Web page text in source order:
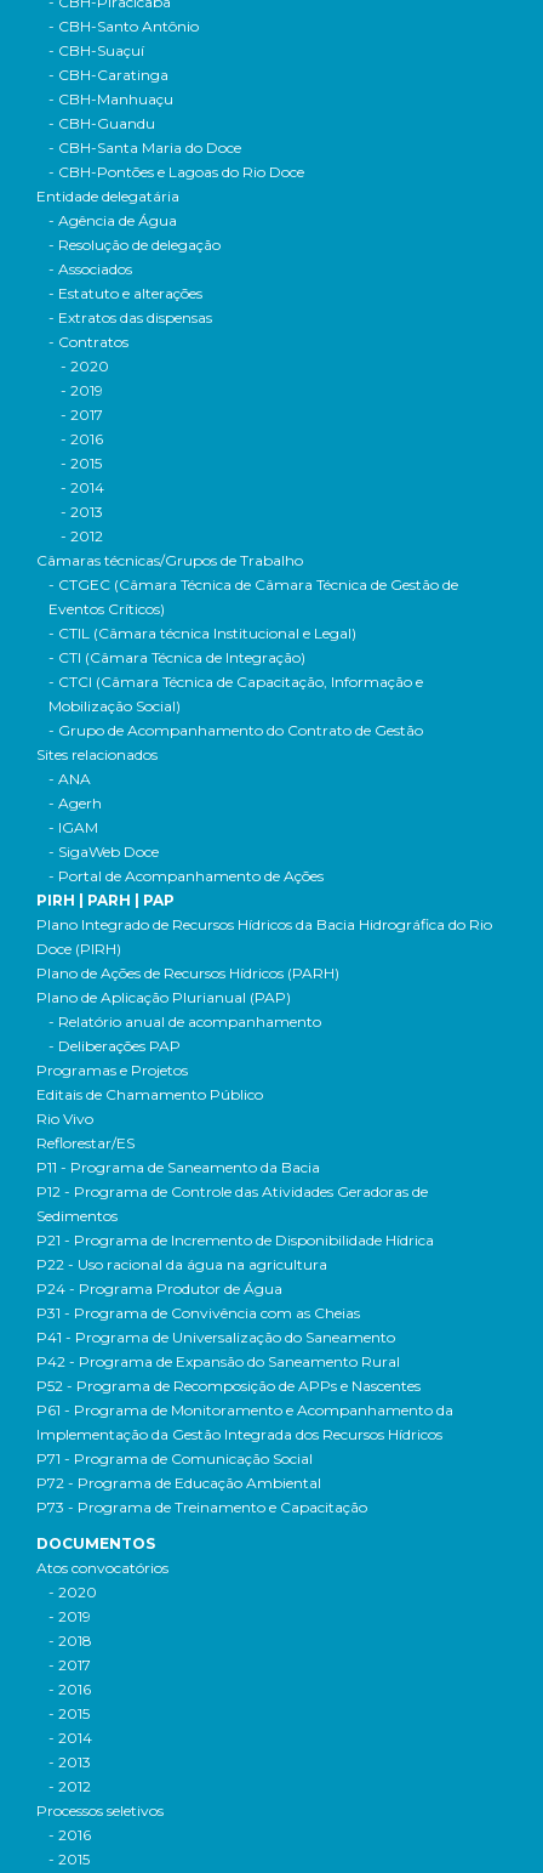
- CBH-Santo Antônio
- CBH-Suaçuí
- CBH-Caratinga
- CBH-Manhuaçu
- CBH-Guandu
- CBH-Santa Maria do Doce
- CBH-Pontões e Lagoas do Rio Doce
Entidade delegatária
- Agência de Água
- Resolução de delegação
- Associados
- Estatuto e alterações
- Extratos das dispensas
- Contratos
- 2020
- 2019
- 2017
- 2016
- 2015
- 2014
- 2013
- 2012
Câmaras técnicas/Grupos de Trabalho
- CTGEC (Câmara Técnica de Câmara Técnica de Gestão de
Eventos Críticos)
- CTIL (Câmara técnica Institucional e Legal)
- CTI (Câmara Técnica de Integração)
- CTCI (Câmara Técnica de Capacitação, Informação e
Mobilização Social)
- Grupo de Acompanhamento do Contrato de Gestão
Sites relacionados
- ANA
- Agerh
- IGAM
- SigaWeb Doce
- Portal de Acompanhamento de Ações
PIRH | PARH | PAP
Plano Integrado de Recursos Hídricos da Bacia Hidrográfica do Rio
Doce (PIRH)
Plano de Ações de Recursos Hídricos (PARH)
Plano de Aplicação Plurianual (PAP)
- Relatório anual de acompanhamento
- Deliberações PAP
Programas e Projetos
Editais de Chamamento Público
Rio Vivo
Reflorestar/ES
P11 - Programa de Saneamento da Bacia
P12 - Programa de Controle das Atividades Geradoras de
Sedimentos
P21 - Programa de Incremento de Disponibilidade Hídrica
P22 - Uso racional da água na agricultura
P24 - Programa Produtor de Água
P31 - Programa de Convivência com as Cheias
P41 - Programa de Universalização do Saneamento
P42 - Programa de Expansão do Saneamento Rural
P52 - Programa de Recomposição de APPs e Nascentes
P61 - Programa de Monitoramento e Acompanhamento da
Implementação da Gestão Integrada dos Recursos Hídricos
P71 - Programa de Comunicação Social
P72 - Programa de Educação Ambiental
P73 - Programa de Treinamento e Capacitação
DOCUMENTOS
Atos convocatórios
- 2020
- 2019
- 2018
- 2017
- 2016
- 2015
- 2014
- 2013
- 2012
Processos seletivos
- 2016
- 2015